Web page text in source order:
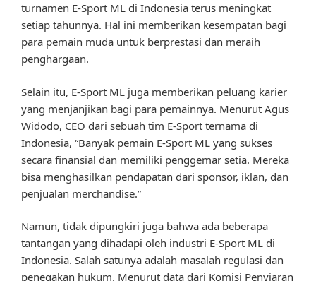
turnamen E-Sport ML di Indonesia terus meningkat
setiap tahunnya. Hal ini memberikan kesempatan bagi
para pemain muda untuk berprestasi dan meraih
penghargaan.
Selain itu, E-Sport ML juga memberikan peluang karier
yang menjanjikan bagi para pemainnya. Menurut Agus
Widodo, CEO dari sebuah tim E-Sport ternama di
Indonesia, “Banyak pemain E-Sport ML yang sukses
secara finansial dan memiliki penggemar setia. Mereka
bisa menghasilkan pendapatan dari sponsor, iklan, dan
penjualan merchandise.”
Namun, tidak dipungkiri juga bahwa ada beberapa
tantangan yang dihadapi oleh industri E-Sport ML di
Indonesia. Salah satunya adalah masalah regulasi dan
penegakan hukum. Menurut data dari Komisi Penyiaran